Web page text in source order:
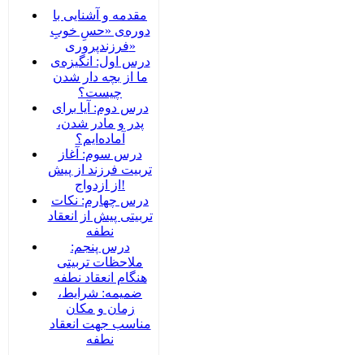
مقدمه و آشنایی با
دوره‌ی «حسِ خوبِ
فرزندپروری»
درس اول: انگیزه‌ی
ما از بچه دار شدن
چیست؟
درس دوم: آیا برای
پدر و مادر شدن،
آماده‌ایم؟
درس سوم: آغاز
تربیت فرزند از پیش
از ازدواج!
درس چهارم: نکات
تربیتی پیش از انعقاد
نطفه
درس پنجم:
ملاحظات تربیتی
هنگام انعقاد نطفه
ضمیمه‌: شرایط،
زمان و مکان
مناسب جهت انعقاد
نطفه